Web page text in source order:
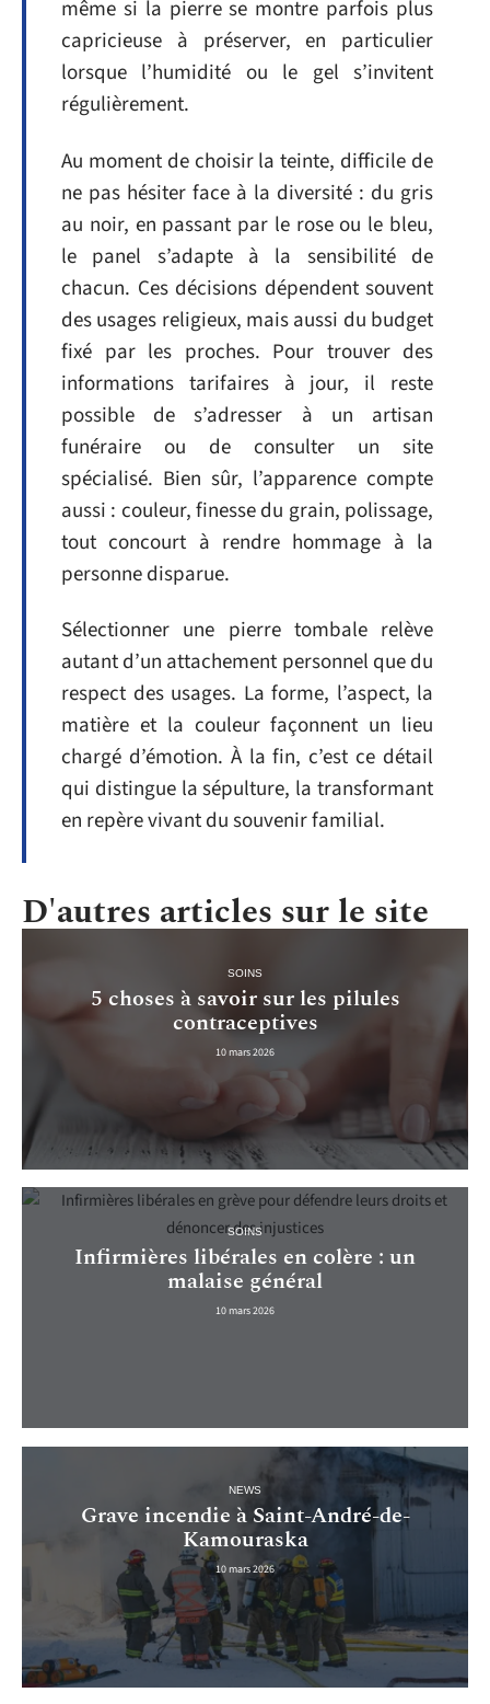
même si la pierre se montre parfois plus
capricieuse à préserver, en particulier
lorsque l’humidité ou le gel s’invitent
régulièrement.
Au moment de choisir la teinte, difficile de
ne pas hésiter face à la diversité : du gris
au noir, en passant par le rose ou le bleu,
le panel s’adapte à la sensibilité de
chacun. Ces décisions dépendent souvent
des usages religieux, mais aussi du budget
fixé par les proches. Pour trouver des
informations tarifaires à jour, il reste
possible de s’adresser à un artisan
funéraire ou de consulter un site
spécialisé. Bien sûr, l’apparence compte
aussi : couleur, finesse du grain, polissage,
tout concourt à rendre hommage à la
personne disparue.
Sélectionner une pierre tombale relève
autant d’un attachement personnel que du
respect des usages. La forme, l’aspect, la
matière et la couleur façonnent un lieu
chargé d’émotion. À la fin, c’est ce détail
qui distingue la sépulture, la transformant
en repère vivant du souvenir familial.
D'autres articles sur le site
SOINS
5 choses à savoir sur les pilules
contraceptives
10 mars 2026
SOINS
Infirmières libérales en colère : un
malaise général
10 mars 2026
NEWS
Grave incendie à Saint-André-de-
Kamouraska
10 mars 2026